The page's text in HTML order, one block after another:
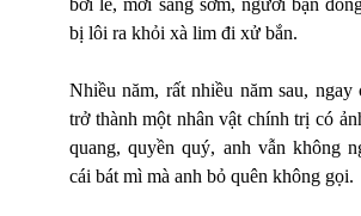
bởi lẽ, mới sáng sớm, người bạn
bị lôi ra khỏi xà lim đi xử bắn.
Nhiều năm, rất nhiều năm sau, ngay
trở thành một nhân vật chính trị có
quang,quyền quý, anh vẫn không
cái bát mì mà anh bỏ quên không gọi.